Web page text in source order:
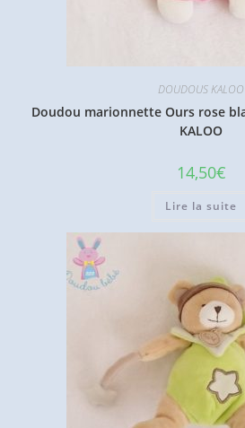
DOUDOUS KALOO
Doudou marionnette Ours rose
KALOO
14,50€
Lire la suite